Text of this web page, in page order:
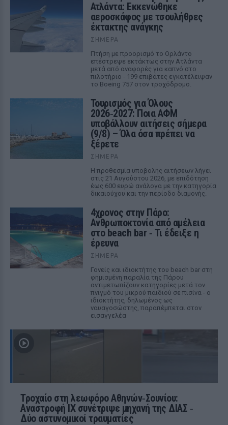
Ατλάντα: Εκκενώθηκε
αεροσκάφος με τσουλήθρες
έκτακτης ανάγκης
ΣΉΜΕΡΑ
Πτήση με προορισμό το Ορλάντο
επέστρεψε εκτάκτως στην Ατλάντα
μετά από αναφορές για καπνό στο
πιλοτήριο - 199 επιβάτες εγκατέλειψαν
το Boeing 757 στον τροχόδρομο.
Τουρισμός για Όλους
2026‑2027: Ποια ΑΦΜ
υποβάλλουν αιτήσεις σήμερα
(9/8) – Όλα όσα πρέπει να
ξέρετε
ΣΉΜΕΡΑ
Η προθεσμία υποβολής αιτήσεων λήγει
στις 21 Αυγούστου 2026, με επιδότηση
έως 600 ευρώ ανάλογα με την κατηγορία
δικαιούχου και την περίοδο διαμονής.
4χρονος στην Πάρο:
Ανθρωποκτονία από αμέλεια
στο beach bar ‑ Τι έδειξε η
έρευνα
ΣΉΜΕΡΑ
Γονείς και ιδιοκτήτης του beach bar στη
φημισμένη παραλία της Πάρου
αντιμετωπίζουν κατηγορίες μετά τον
πνιγμό του μικρού παιδιού σε πισίνα - ο
ιδιοκτήτης, δηλωμένος ως
ναυαγοσώστης, παραπέμπεται στον
εισαγγελέα
Τροχαίο στη λεωφόρο Αθηνών‑Σουνίου:
Αναστροφή ΙΧ συνέτριψε μηχανή της ΔΙΑΣ ‑
Δύο αστυνομικοί τραυματίες